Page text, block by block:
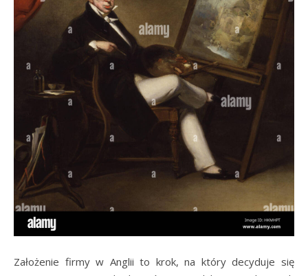
Założenie firmy w Anglii to krok, na który decyduje się